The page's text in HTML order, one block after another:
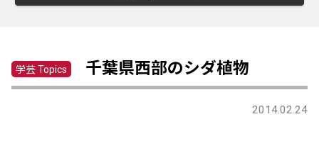
学芸 Topics 千葉県西部のシダ植物
2014.02.24